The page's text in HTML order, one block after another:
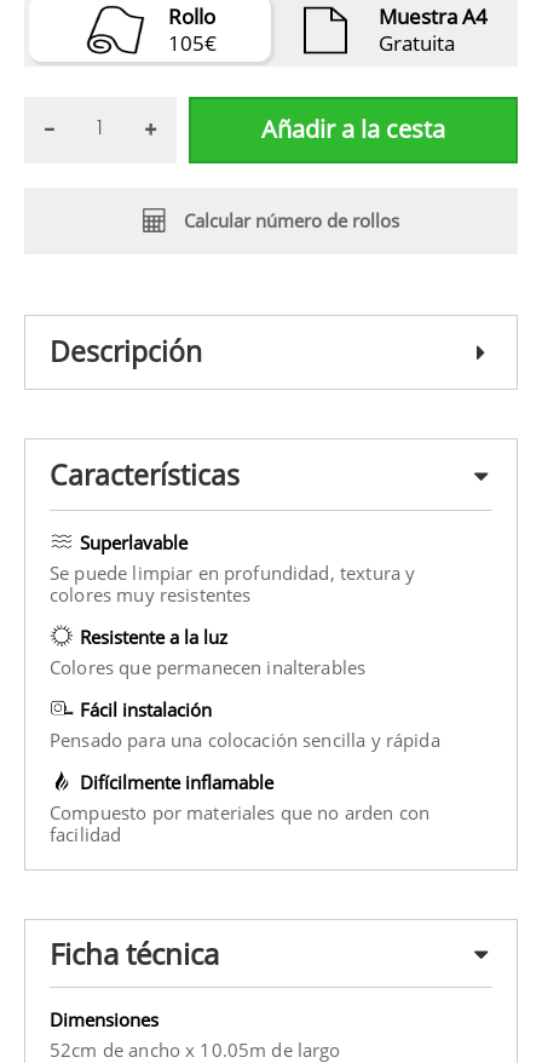
Rollo
105€
Muestra A4
Gratuita
Añadir a la cesta
Calcular número de rollos
Descripción
Características
Superlavable
Se puede limpiar en profundidad, textura y
colores muy resistentes
Resistente a la luz
Colores que permanecen inalterables
Fácil instalación
Pensado para una colocación sencilla y rápida
Difícilmente inflamable
Compuesto por materiales que no arden con
facilidad
Ficha técnica
Dimensiones
52cm de ancho x 10.05m de largo